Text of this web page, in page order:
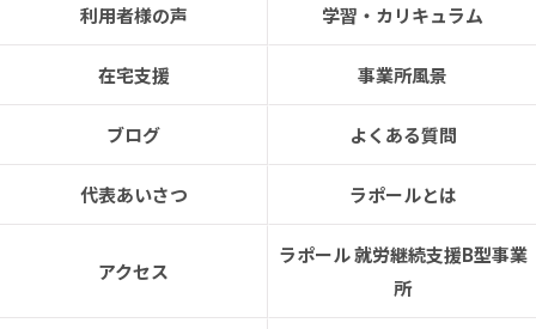
利用者様の声 学習・カリキュラム
在宅支援 事業所風景
ブログ よくある質問
代表あいさつ ラポールとは
アクセス
ラポール 就労継続支援B型事業
所